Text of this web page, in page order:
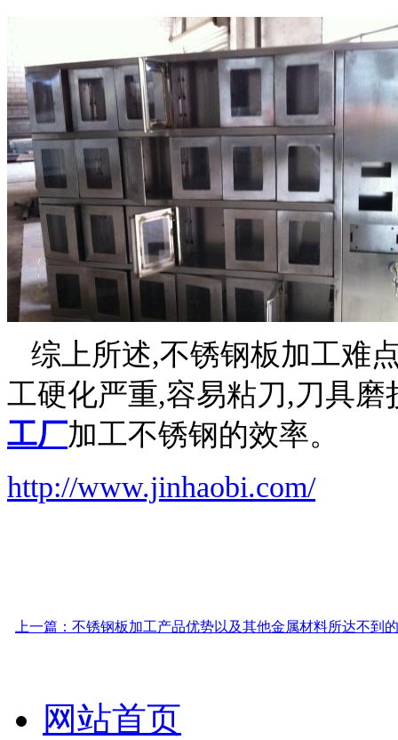
综上所述,不锈钢板加工难
工硬化严重,容易粘刀,刀具
工厂加工不锈钢的效率。
http://www.jinhaobi.com/
上一篇：不锈钢板加工产品优势以及其他金属材料所达不到
网站首页